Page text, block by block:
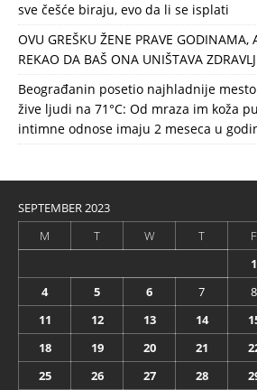
sve češće biraju, evo da li se isplati
OVU GREŠKU ŽENE PRAVE
REKAO DA BAŠ ONA UNIŠTAVA
Beograđanin posetio najhladnije
žive ljudi na 71°C: Od mraza im koža
intimne odnose imaju 2 meseca u
SEPTEMBER 2023
M
T W T F
1
4
5 6 7 8
11
12 13 14
18
19 20 21
25
26 27 28